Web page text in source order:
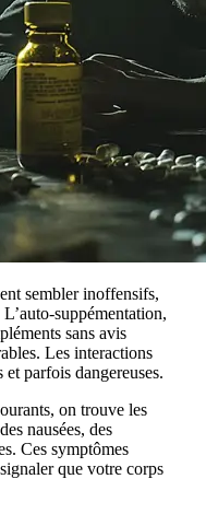
sembler inoffensifs,
L’auto-suppémentation,
sans avis
Les interactions
parfois dangereuses.
on trouve les
nausées, des
Ces symptômes
que votre corps